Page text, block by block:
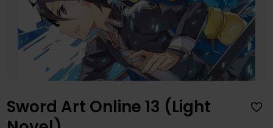
Sword Art Online 13 (Light